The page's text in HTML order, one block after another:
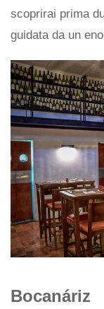
scoprirai prima
guidata da un
Bocanáriz